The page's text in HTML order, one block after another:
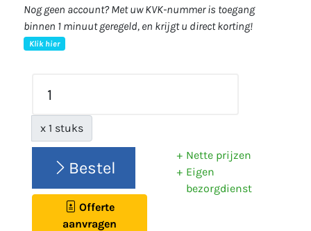
Nog geen account? Met uw KVK-nummer is toegang
binnen 1 minuut geregeld, en krijgt u direct korting!
Klik hier
x 1 stuks
Bestel
Offerte
aanvragen
Nette prijzen
Eigen
bezorgdienst